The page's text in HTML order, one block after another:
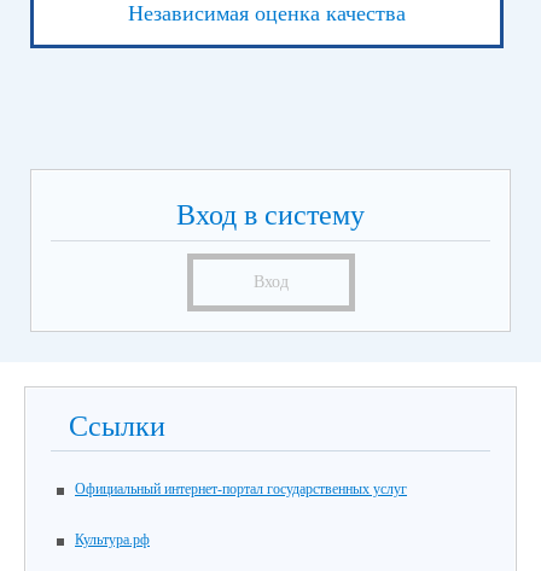
Независимая оценка качества
Вход в систему
Вход
Ссылки
Официальный интернет-портал государственных услуг
Культура.рф